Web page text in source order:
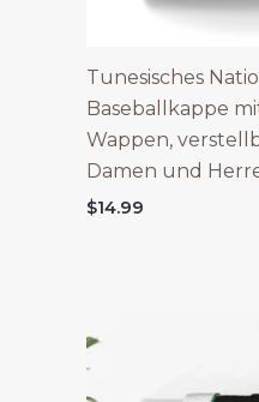
Tunesisches
Baseballkappe
Wappen,
Damen und
$14.99